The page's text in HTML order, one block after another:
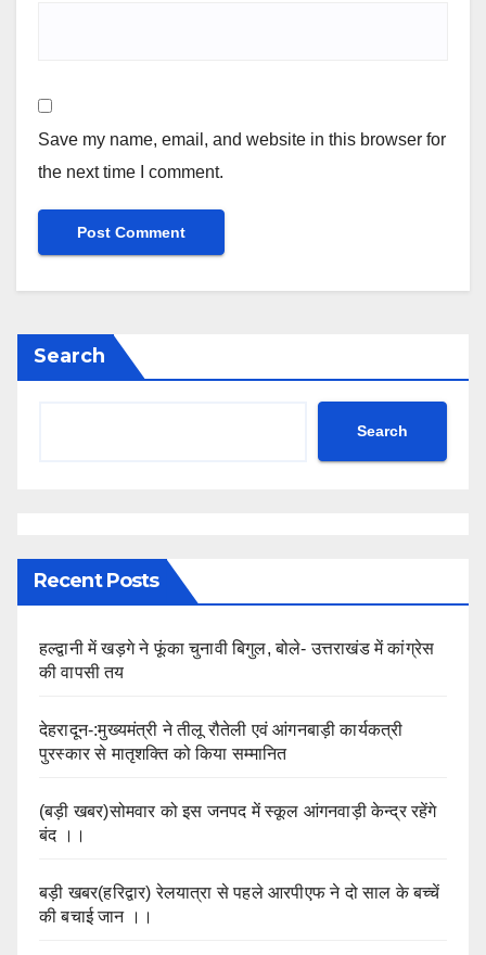
Save my name, email, and website in this browser for
the next time I comment.
Search
Search
Recent Posts
हल्द्वानी में खड़गे ने फूंका चुनावी बिगुल, बोले- उत्तराखंड में कांग्रेस
की वापसी तय
देहरादून-:मुख्यमंत्री ने तीलू रौतेली एवं आंगनबाड़ी कार्यकत्री
पुरस्कार से मातृशक्ति को किया सम्मानित
(बड़ी खबर)सोमवार को इस जनपद में स्कूल आंगनवाड़ी केन्द्र रहेंगे
बंद ।।
बड़ी खबर(हरिद्वार) रेलयात्रा से पहले आरपीएफ ने दो साल के बच्चें
की बचाई जान ।।